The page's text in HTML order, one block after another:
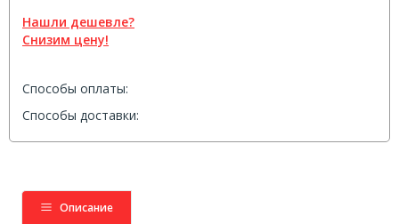
Нашли дешевле?
Снизим цену!
Способы оплаты:
Способы доставки:
Описание